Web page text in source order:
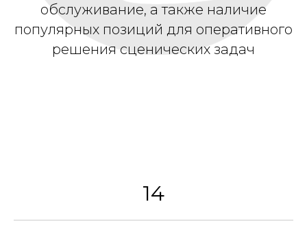
обслуживание, а также наличие
популярных позиций для оперативного
решения сценических задач
14